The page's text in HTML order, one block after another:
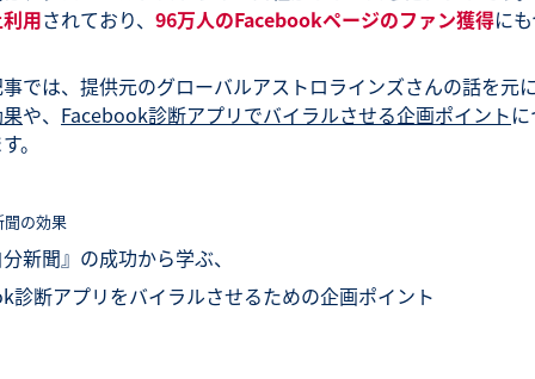
用されており、 96万人のFacebookページのファン獲得に
では、提供元のグローバルアストロラインズさんの話を元
や、 Facebook診断アプリでバイラルさせる企画ポイント
。
の効果
新聞』の成功から学ぶ、
診断アプリをバイラルさせるための企画ポイント